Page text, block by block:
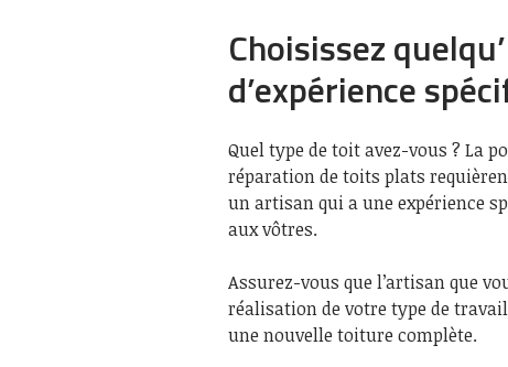
Choisissez
d’expérience
Quel type de toit avez-vous ? La
réparation de toits plats
un artisan qui a une expérience
aux vôtres.
Assurez-vous que l’artisan que
réalisation de votre type de
une nouvelle toiture complète.